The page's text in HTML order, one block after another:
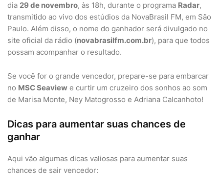
dia 29 de novembro, às 18h, durante o programa Radar,
transmitido ao vivo dos estúdios da NovaBrasil FM, em São
Paulo. Além disso, o nome do ganhador será divulgado no
site oficial da rádio (novabrasilfm.com.br), para que todos
possam acompanhar o resultado.
Se você for o grande vencedor, prepare-se para embarcar
no MSC Seaview e curtir um cruzeiro dos sonhos ao som
de Marisa Monte, Ney Matogrosso e Adriana Calcanhoto!
Dicas para aumentar suas chances de
ganhar
Aqui vão algumas dicas valiosas para aumentar suas
chances de sair vencedor: